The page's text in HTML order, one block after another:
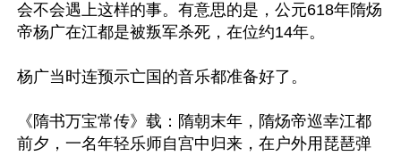
会不会遇上这样的事。有意思的是，公元618年隋炀
帝杨广在江都是被叛军杀死，在位约14年。
杨广当时连预示亡国的音乐都准备好了。
《隋书万宝常传》载：隋朝末年，隋炀帝巡幸江都
前夕，一名年轻乐师自宫中归来，在户外用琵琶弹